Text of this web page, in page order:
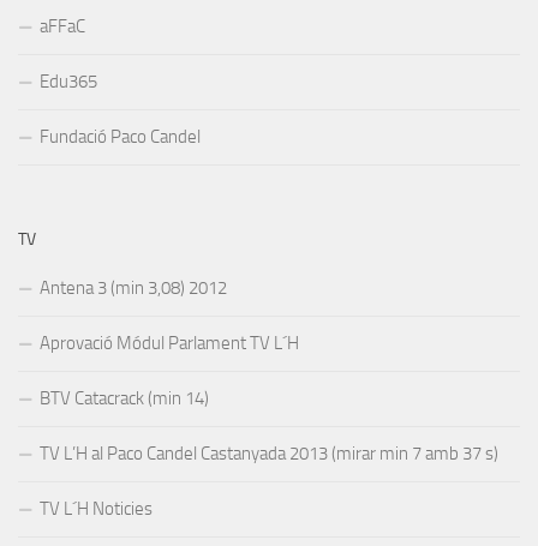
aFFaC
Edu365
Fundació Paco Candel
TV
Antena 3 (min 3,08) 2012
Aprovació Módul Parlament TV L´H
BTV Catacrack (min 14)
TV L’H al Paco Candel Castanyada 2013 (mirar min 7 amb 37 s)
TV L´H Noticies